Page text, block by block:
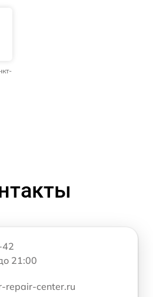
42
21:00
repair-center.ru